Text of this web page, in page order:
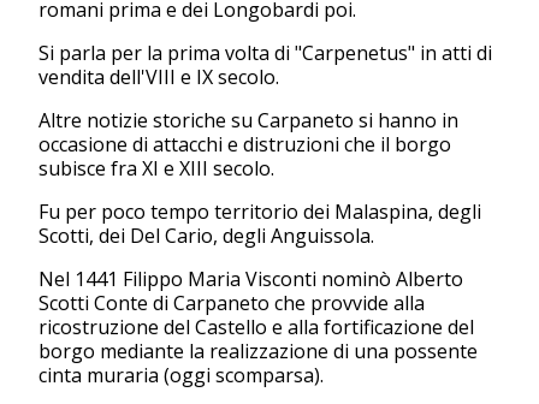
romani prima e dei Longobardi poi.
Si parla per la prima volta di "Carpenetus" in atti di
vendita dell'VIII e IX secolo.
Altre notizie storiche su Carpaneto si hanno in
occasione di attacchi e distruzioni che il borgo
subisce fra XI e XIII secolo.
Fu per poco tempo territorio dei Malaspina, degli
Scotti, dei Del Cario, degli Anguissola.
Nel 1441 Filippo Maria Visconti nominò Alberto
Scotti Conte di Carpaneto che provvide alla
ricostruzione del Castello e alla fortificazione del
borgo mediante la realizzazione di una possente
cinta muraria (oggi scomparsa).